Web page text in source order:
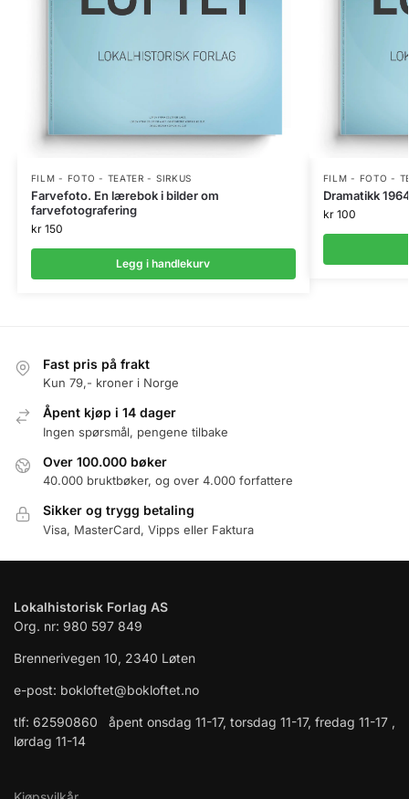
FILM - FOTO - TEATER - SIRKUS
Farvefoto. En lærebok i bilder om
farvefotografering
kr150
Legg i handlekurv
FILM - FOTO -
Dramatikk
kr100
Fast pris på frakt
Kun 79,- kroner i Norge
Åpent kjøp i 14 dager
Ingen spørsmål, pengene tilbake
Over 100.000 bøker
40.000 bruktbøker, og over 4.000 forfattere
Sikker og trygg betaling
Visa, MasterCard, Vipps eller Faktura
Lokalhistorisk Forlag AS
Org. nr: 980 597 849
Brennerivegen 10, 2340 Løten
e-post: bokloftet@bokloftet.no
tlf: 62590860 åpent onsdag 11-17, torsdag 11-17, fredag 11-17 ,
lørdag 11-14